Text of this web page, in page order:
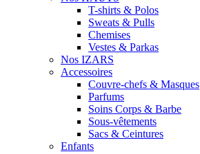
T-shirts & Polos
Sweats & Pulls
Chemises
Vestes & Parkas
Nos IZARS
Accessoires
Couvre-chefs & Masques
Parfums
Soins Corps & Barbe
Sous-vêtements
Sacs & Ceintures
Enfants